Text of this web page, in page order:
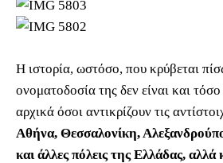
Η ιστορία, ωστόσο, που κρύβεται
ονοματοδοσία της δεν είναι και
αρχικά όσοι αντικρίζουν τις
Αθήνα, Θεσσαλονίκη,
και άλλες πόλεις της Ελλάδας,